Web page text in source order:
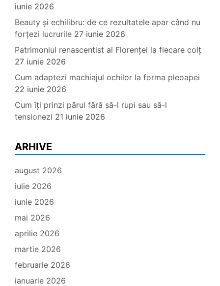
iunie 2026
Beauty și echilibru: de ce rezultatele apar când nu
forțezi lucrurile 27 iunie 2026
Patrimoniul renascentist al Florenței la fiecare colț
27 iunie 2026
Cum adaptezi machiajul ochilor la forma pleoapei
22 iunie 2026
Cum îți prinzi părul fără să-l rupi sau să-l
tensionezi 21 iunie 2026
ARHIVE
august 2026
iulie 2026
iunie 2026
mai 2026
aprilie 2026
martie 2026
februarie 2026
ianuarie 2026